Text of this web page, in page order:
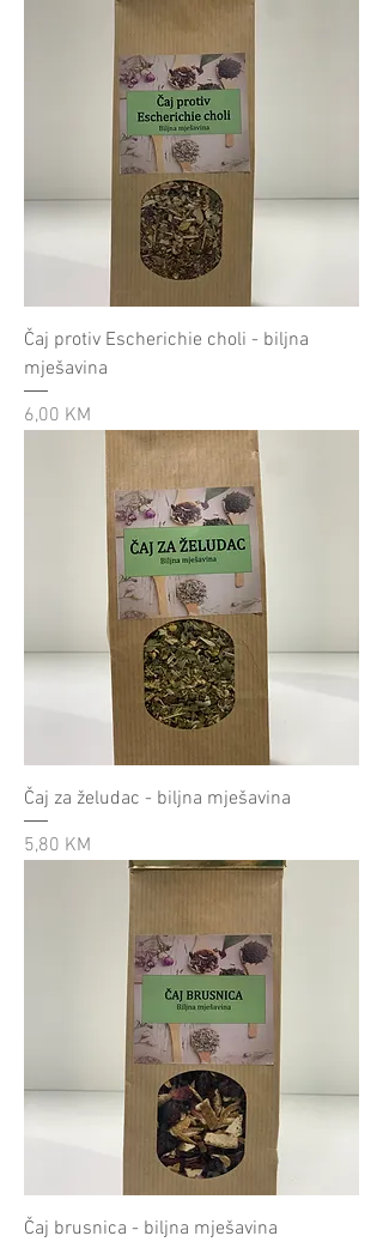
Čaj protiv Escherichie choli - biljna
mješavina
Cijena
6,00 KM
Čaj za želudac - biljna mješavina
Cijena
5,80 KM
Čaj brusnica - biljna mješavina